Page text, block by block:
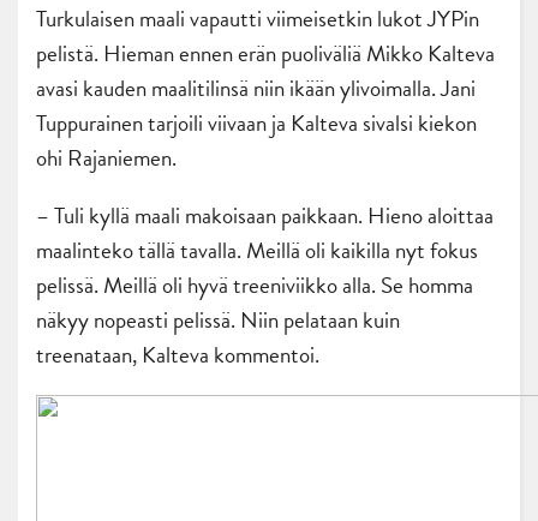
Turkulaisen maali vapautti viimeisetkin lukot JYPin
pelistä. Hieman ennen erän puoliväliä Mikko Kalteva
avasi kauden maalitilinsä niin ikään ylivoimalla. Jani
Tuppurainen tarjoili viivaan ja Kalteva sivalsi kiekon
ohi Rajaniemen.
– Tuli kyllä maali makoisaan paikkaan. Hieno aloittaa
maalinteko tällä tavalla. Meillä oli kaikilla nyt fokus
pelissä. Meillä oli hyvä treeniviikko alla. Se homma
näkyy nopeasti pelissä. Niin pelataan kuin
treenataan, Kalteva kommentoi.